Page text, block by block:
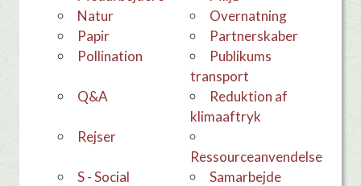
Natur
overnatning
Papir
Partnerskaber
Pollination
Publikums
transport
Q&A
Reduktion af
klimaaftryk
Rejser
Ressourceanvendelse
S - Social
samarbejde